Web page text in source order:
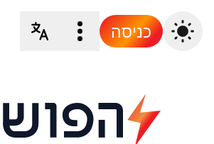
כניסה